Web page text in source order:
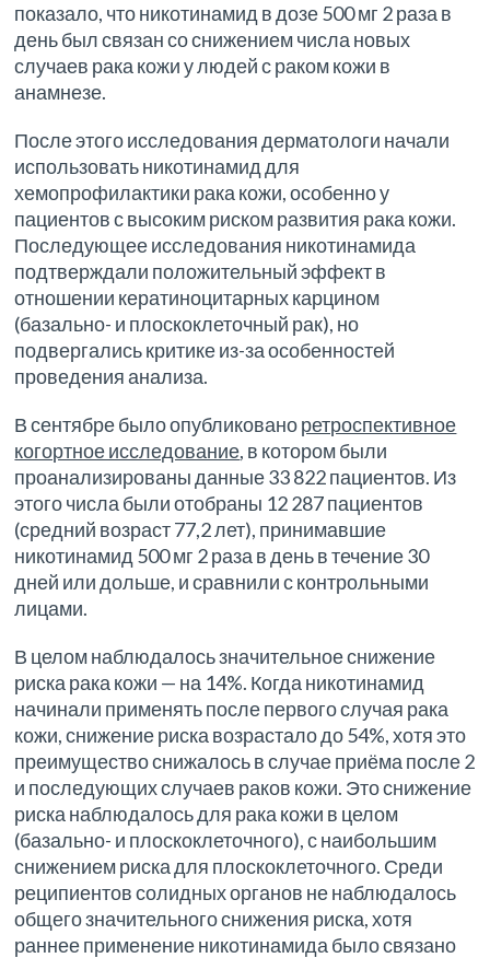
показало, что никотинамид в дозе 500 мг 2 раза в
день был связан со снижением числа новых
случаев рака кожи у людей с раком кожи в
анамнезе.
После этого исследования дерматологи начали
использовать никотинамид для
хемопрофилактики рака кожи, особенно у
пациентов с высоким риском развития рака кожи.
Последующее исследования никотинамида
подтверждали положительный эффект в
отношении кератиноцитарных карцином
(базально- и плоскоклеточный рак), но
подвергались критике из-за особенностей
проведения анализа.
В сентябре было опубликованоретроспективное
когортное исследование, в котором были
проанализированы данные 33 822 пациентов. Из
этого числа были отобраны 12 287 пациентов
(средний возраст 77,2 лет), принимавшие
никотинамид 500 мг 2 раза в день в течение 30
дней или дольше, и сравнили с контрольными
лицами.
В целом наблюдалось значительное снижение
риска рака кожи — на 14%. Когда никотинамид
начинали применять после первого случая рака
кожи, снижение риска возрастало до 54%, хотя это
преимущество снижалось в случае приёма после 2
и последующих случаев раков кожи. Это снижение
риска наблюдалось для рака кожи в целом
(базально- и плоскоклеточного), с наибольшим
снижением риска для плоскоклеточного. Среди
реципиентов солидных органов не наблюдалось
общего значительного снижения риска, хотя
раннее применение никотинамида было связано